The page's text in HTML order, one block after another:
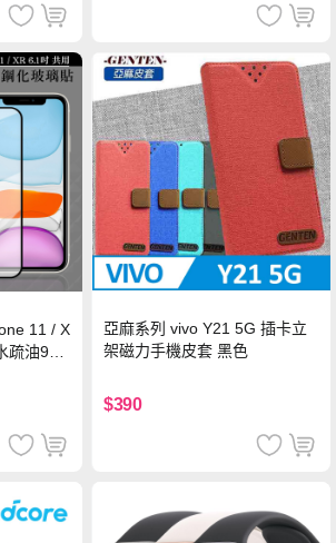
11 / X
油9H
亞麻系列 vivo Y21 5G 插卡立
架磁力手機皮套 黑色
$390